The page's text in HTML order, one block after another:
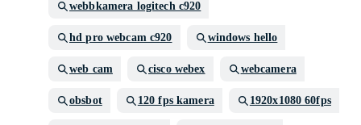
webbkamera logitech c920
hd pro webcam c920 windows hello
web cam cisco webex webcamera
obsbot 120 fps kamera 1920x1080 60fps